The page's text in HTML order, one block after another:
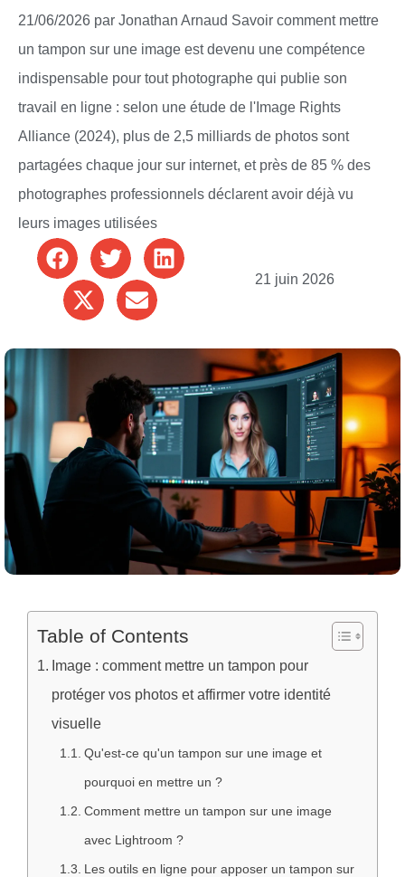
21/06/2026 par Jonathan Arnaud Savoir comment mettre
un tampon sur une image est devenu une compétence
indispensable pour tout photographe qui publie son
travail en ligne : selon une étude de l'Image Rights
Alliance (2024), plus de 2,5 milliards de photos sont
partagées chaque jour sur internet, et près de 85 % des
photographes professionnels déclarent avoir déjà vu
leurs images utilisées
21 juin 2026
Table of Contents
Image : comment mettre un tampon pour
protéger vos photos et affirmer votre identité
visuelle
Qu'est-ce qu'un tampon sur une image et
pourquoi en mettre un ?
Comment mettre un tampon sur une image
avec Lightroom ?
Les outils en ligne pour apposer un tampon sur